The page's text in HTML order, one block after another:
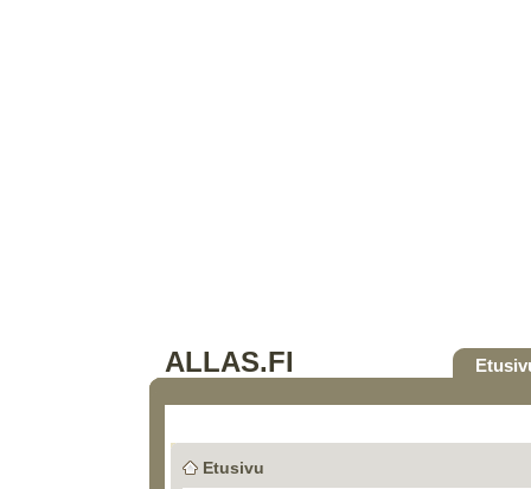
ALLAS.FI
Etusivu